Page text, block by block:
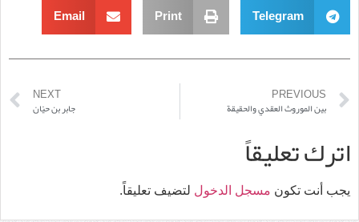
Telegram
Print
Email
PREVIOUS
بين الموروث العقدي والحقيقة
NEXT
جابر بن حيّان
اترك تعليقاً
يجب أنت تكون مسجل الدخول لتضيف تعليقاً.